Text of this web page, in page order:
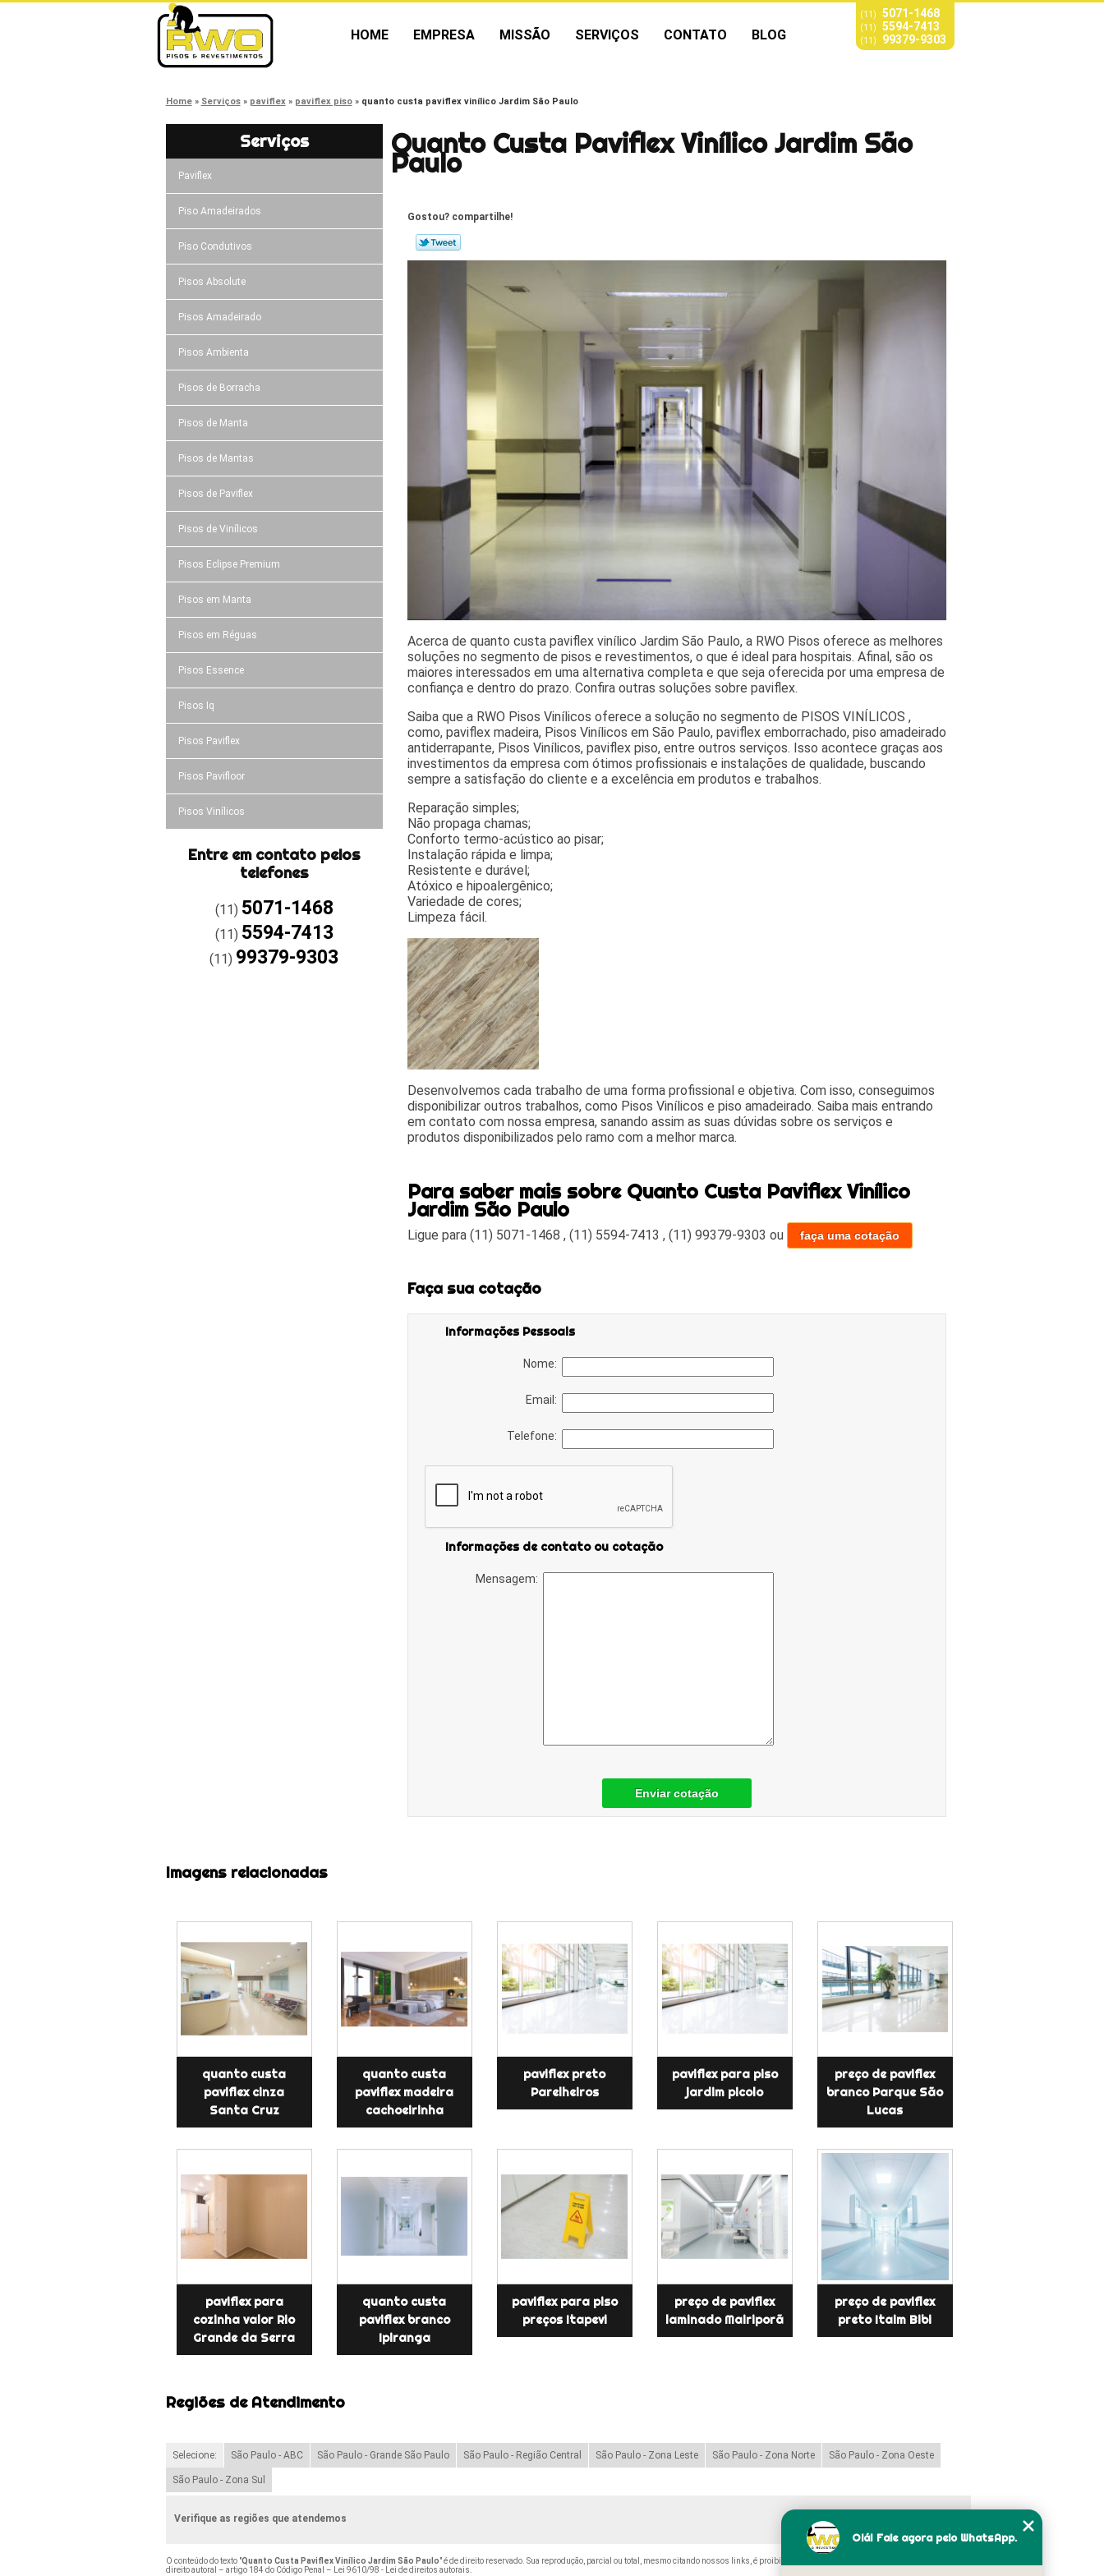
HOME EMPRESA MISSÃO SERVIÇOS CONTATO BLOG
(11) 5071-1468
(11) 5594-7413
(11) 99379-9303
Home Serviços paviflex paviflex piso quanto custa paviflex vinílico Jardim São Paulo
Serviços
Paviflex
Piso Amadeirados
Piso Condutivos
Pisos Absolute
Pisos Amadeirado
Pisos Ambienta
Pisos de Borracha
Pisos de Manta
Pisos de Mantas
Pisos de Paviflex
Pisos de Vinílicos
Pisos Eclipse Premium
Pisos em Manta
Pisos em Réguas
Pisos Essence
Pisos Iq
Pisos Paviflex
Pisos Pavifloor
Pisos Vinílicos
Entre em contato pelos
telefones
(11) 5071-1468
(11) 5594-7413
(11) 99379-9303
Quanto Custa Paviflex Vinílico Jardim São
Paulo
Gostou? compartilhe!
Acerca de quanto custa paviflex vinílico Jardim São Paulo, a RWO Pisos oferece as melhores
soluções no segmento de pisos e revestimentos, o que é ideal para hospitais. Afinal, são os
maiores interessados em uma alternativa completa e que seja oferecida por uma empresa de
confiança e dentro do prazo. Confira outras soluções sobre paviflex.
Saiba que a RWO Pisos Vinílicos oferece a solução no segmento de PISOS VINÍLICOS ,
como, paviflex madeira, Pisos Vinílicos em São Paulo, paviflex emborrachado, piso amadeirado
antiderrapante, Pisos Vinílicos, paviflex piso, entre outros serviços. Isso acontece graças aos
investimentos da empresa com ótimos profissionais e instalações de qualidade, buscando
sempre a satisfação do cliente e a excelência em produtos e trabalhos.
Reparação simples;
Não propaga chamas;
Conforto termo-acústico ao pisar;
Instalação rápida e limpa;
Resistente e durável;
Atóxico e hipoalergênico;
Variedade de cores;
Limpeza fácil.
Desenvolvemos cada trabalho de uma forma profissional e objetiva. Com isso, conseguimos
disponibilizar outros trabalhos, como Pisos Vinílicos e piso amadeirado. Saiba mais entrando
em contato com nossa empresa, sanando assim as suas dúvidas sobre os serviços e
produtos disponibilizados pelo ramo com a melhor marca.
Para saber mais sobre Quanto Custa Paviflex Vinílico
Jardim São Paulo
Ligue para (11) 5071-1468 , (11) 5594-7413 , (11) 99379-9303 ou faça uma cotação
Faça sua cotação
Informações Pessoais
Nome:
Email:
Telefone:
Informações de contato ou cotação
Mensagem:
Enviar cotação
Imagens relacionadas
quanto custa
paviflex cinza
Santa Cruz
quanto custa
paviflex madeira
cachoeirinha
paviflex preto
Parelheiros
paviflex para piso
jardim picolo
preço de paviflex
branco Parque São
Lucas
paviflex para
cozinha valor Rio
Grande da Serra
quanto custa
paviflex branco
Ipiranga
paviflex para piso
preços Itapevi
preço de paviflex
laminado Mairiporã
preço de paviflex
preto Itaim Bibi
Regiões de Atendimento
Selecione: São Paulo - ABC São Paulo - Grande São Paulo São Paulo - Região Central São Paulo - Zona Leste São Paulo - Zona Norte São Paulo - Zona Oeste
São Paulo - Zona Sul
Verifique as regiões que atendemos
O conteúdo do texto "Quanto Custa Paviflex Vinílico Jardim São Paulo" é de direito reservado. Sua reprodução, parcial ou total, mesmo citando nossos links, é proibida sem a autorização do autor. Crime de violação de
direito autoral – artigo 184 do Código Penal –
Lei 9610/98 - Lei de direitos autorais
Olá! Fale agora pelo WhatsApp.